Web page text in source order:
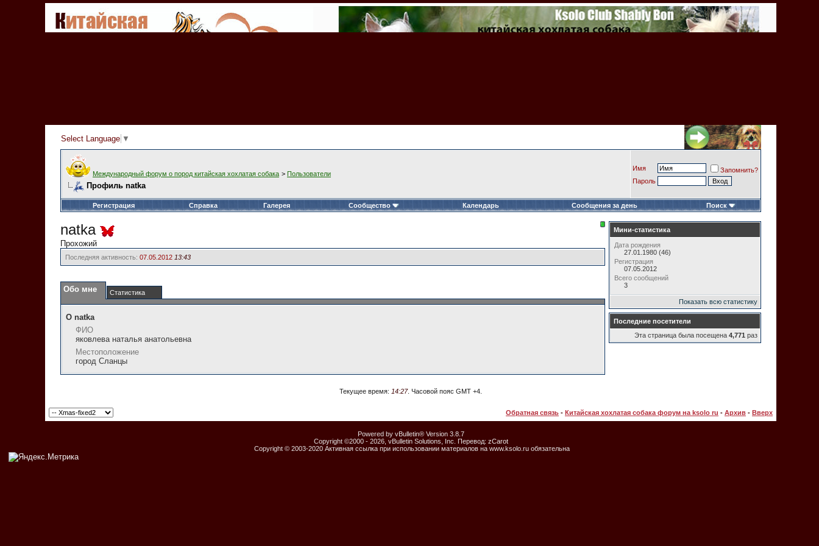
Select Language ▼
Международный форум о пород китайская хохлатая собака > Пользователи
Профиль natka
Имя
Запомнить?
Пароль
Регистрация Справка Галерея Сообщество Календарь Сообщения за день Поиск
natka
Прохожий
Последняя активность: 07.05.2012 13:43
Обо мне Статистика
О natka
ФИО
яковлева наталья анатольевна
Местоположение
город Сланцы
Мини-статистика
Дата рождения
27.01.1980 (46)
Регистрация
07.05.2012
Всего сообщений
3
Показать всю статистику
Последние посетители
Эта страница была посещена 4,771 раз
Текущее время: 14:27. Часовой пояс GMT +4.
Обратная связь - Китайская хохлатая собака форум на ksolo ru - Архив - Вверх
Powered by vBulletin® Version 3.8.7
Copyright ©2000 - 2026, vBulletin Solutions, Inc. Перевод: zCarot
Copyright © 2003-2020 Активная ссылка при использовании материалов на www.ksolo.ru обязательна